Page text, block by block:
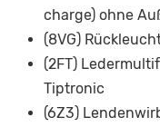
charge) ohne
(8VG)
(2FT)
Tiptronic
(6Z3)